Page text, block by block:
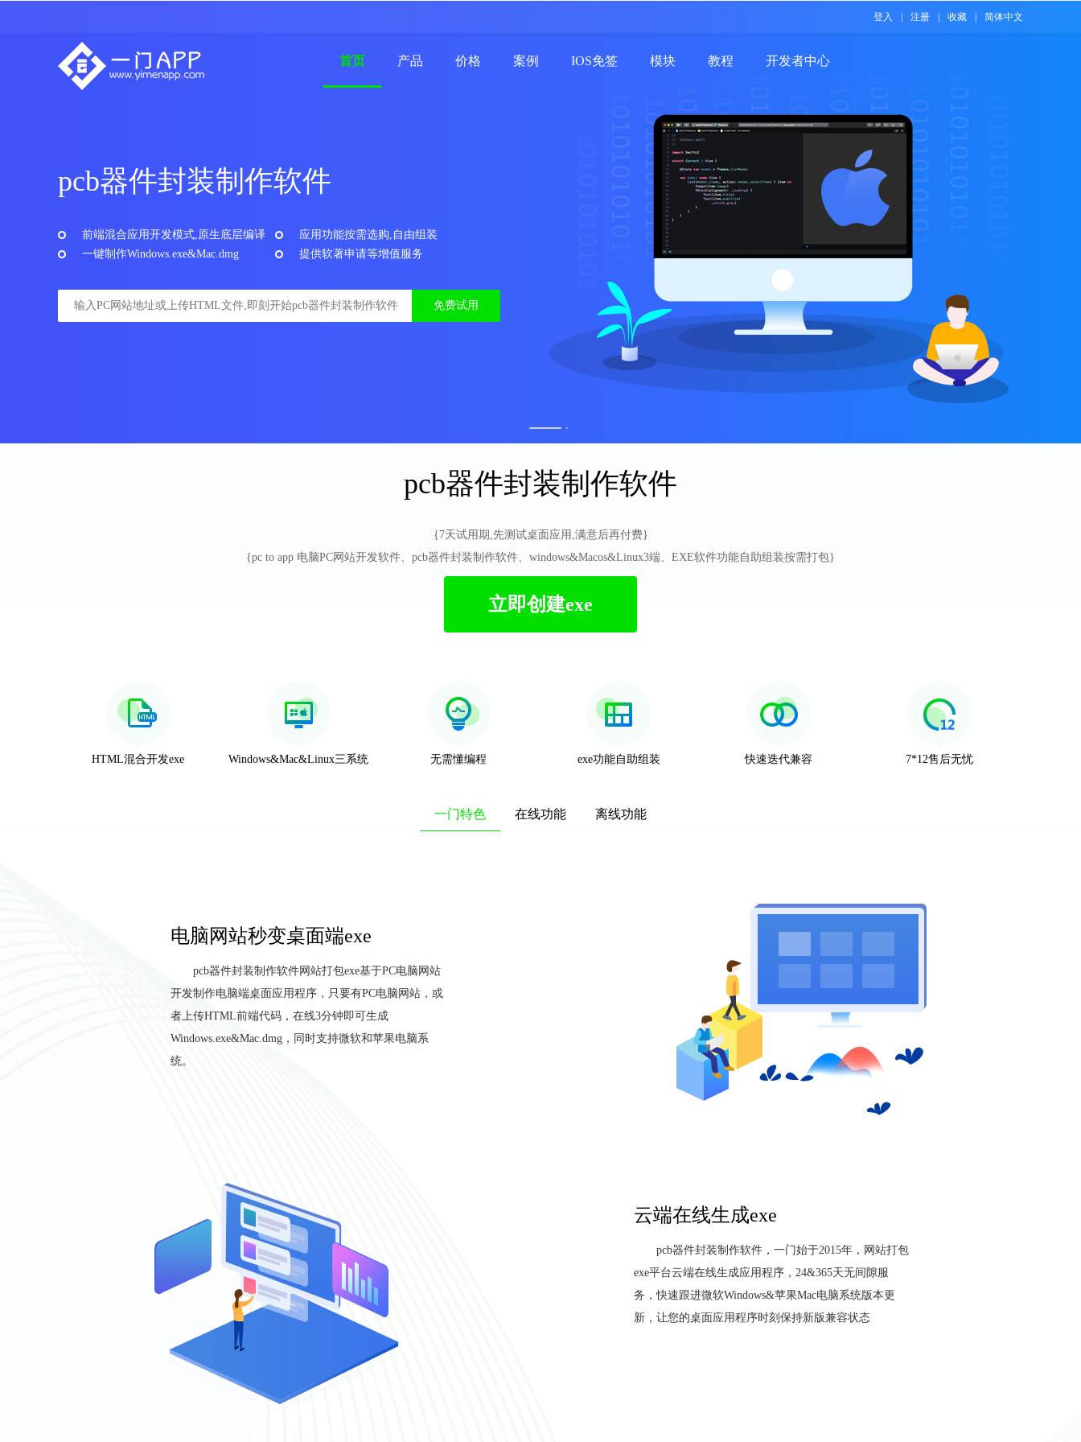
登入 注册 收藏 简体中文
首页 产品 价格 案例 IOS免签 模块 教程 开发者中心
pcb器件封装制作软件
前端混合应用开发模式,原生底层编译
应用功能按需选购,自由组装
一键制作Windows.exe&Mac.dmg
提供软著申请等增值服务
免费试用
pcb器件封装制作软件
{7天试用期,先测试桌面应用,满意后再付费}
{pc to app 电脑PC网站开发软件、pcb器件封装制作软件、windows&Macos&Linux3端、EXE软件功能自助组装按需打包}
立即创建exe
HTML混合开发exe Windows&Mac&Linux三系统 无需懂编程 exe功能自助组装 快速迭代兼容 7*12售后无忧
一门特色 在线功能 离线功能
电脑网站秒变桌面端exe
pcb器件封装制作软件网站打包exe基于PC电脑网站
开发制作电脑端桌面应用程序，只要有PC电脑网站，或
者上传HTML前端代码，在线3分钟即可生成
Windows.exe&Mac.dmg，同时支持微软和苹果电脑系
统。
云端在线生成exe
pcb器件封装制作软件，一门始于2015年，网站打包
exe平台云端在线生成应用程序，24&365天无间隙服
务，快速跟进微软Windows&苹果Mac电脑系统版本更
新，让您的桌面应用程序时刻保持新版兼容状态